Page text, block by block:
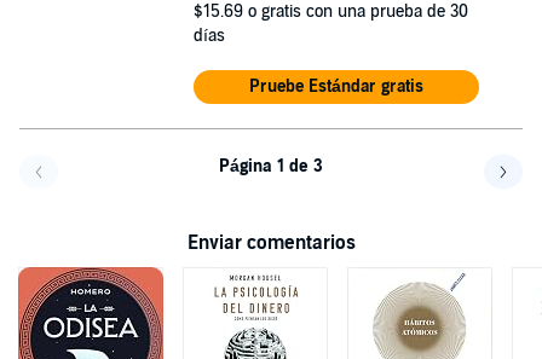
$15.69 o gratis con una prueba de 30
días
Pruebe Estándar gratis
Página 1 de 3
Enviar comentarios